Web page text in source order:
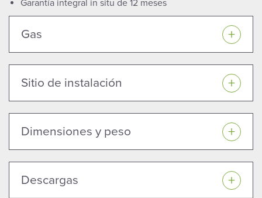
Garantía integral in situ de 12 meses
Gas
Sitio de instalación
Dimensiones y peso
Descargas